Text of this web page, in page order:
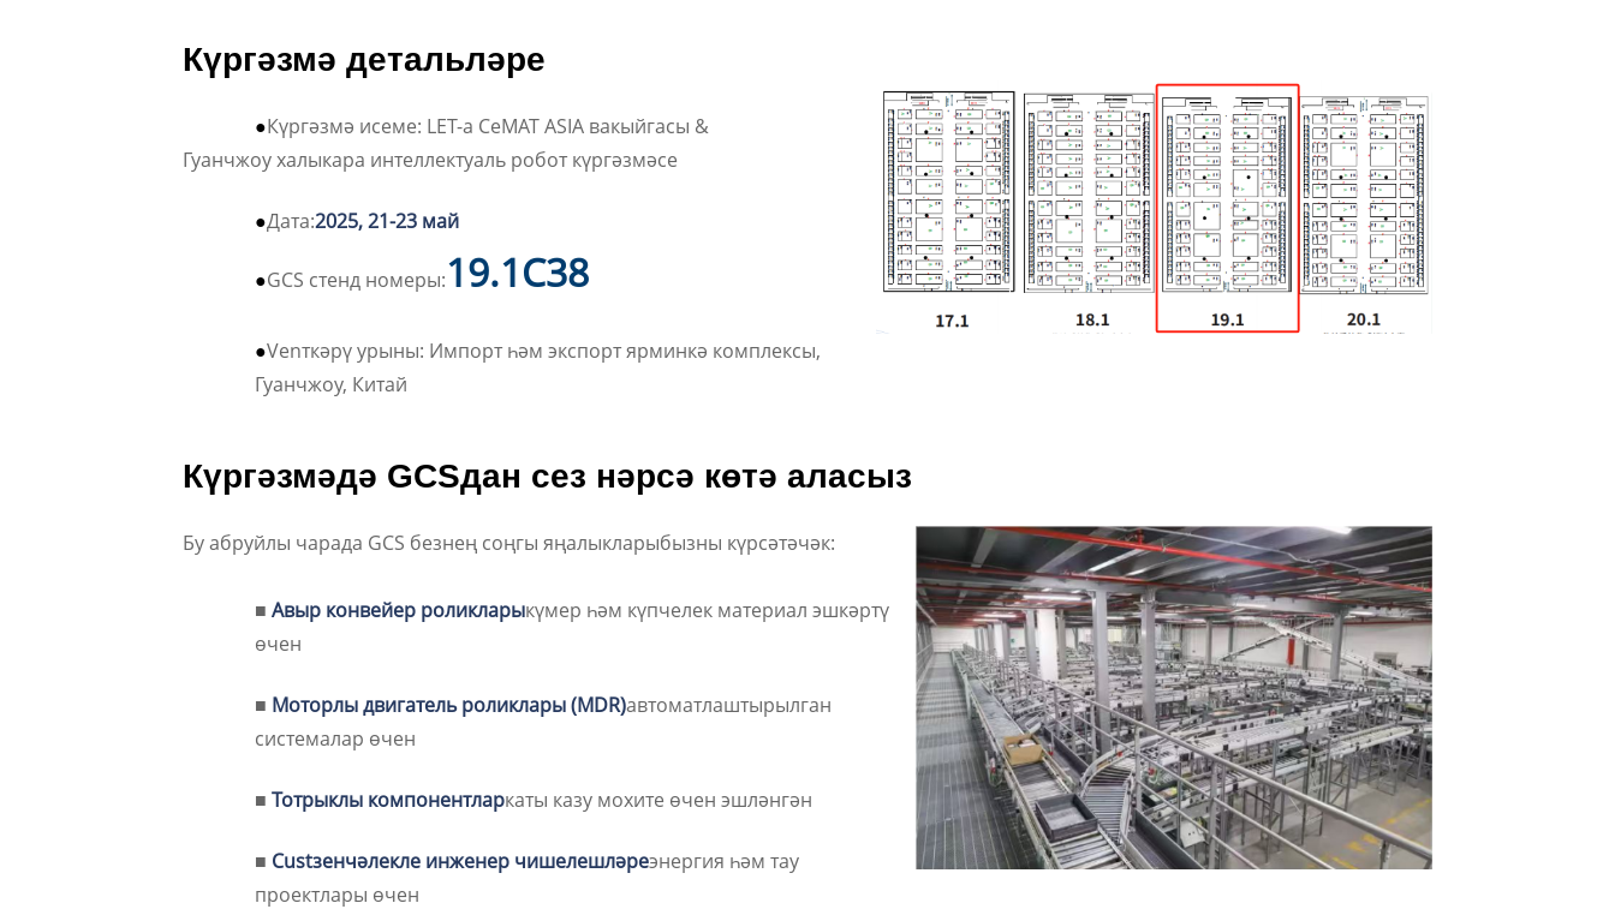
Күргәзмә детальләре
●Күргәзмә исеме: LET-a CeMAT ASIA вакыйгасы &
Гуанчжоу халыкара интеллектуаль робот күргәзмәсе
●Дата:2025, 21-23 май
●GCS стенд номеры:19.1C38
●Venткәрү урыны: Импорт һәм экспорт ярминкә комплексы,
Гуанчжоу, Китай
Күргәзмәдә GCSдан сез нәрсә көтә аласыз
Бу абруйлы чарада GCS безнең соңгы яңалыкларыбызны күрсәтәчәк:
■ Авыр конвейер роликларыкүмер һәм күпчелек материал эшкәртү
өчен
■ Моторлы двигатель роликлары (MDR)автоматлаштырылган
системалар өчен
■ Тотрыклы компонентларкаты казу мохите өчен эшләнгән
■ Custзенчәлекле инженер чишелешләреэнергия һәм тау
проектлары өчен